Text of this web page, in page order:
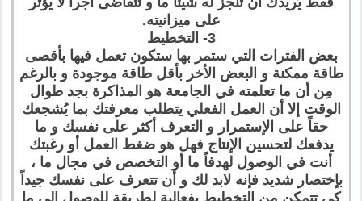
على ميزانيته.
3- التخطيط
بعض الفترات التي ستمر بها ستكون تعمل فيها بأقصى
طاقة ممكنة و البعض الأخر بأقل طاقة موجودة و بالرغم
مِن أن ما تعلمته في الجامعة هو المذاكرة بجد طوال
الوقت إلا أن العمل الفعلي يتطلب معرفتك بما يُشجعك
حقاً على الإستمرار و التعرف أكثر على نفسك و ما
يدفعك لتحسين الإنتاج فهل هو ضغط العمل أو رغبتك
أنت في الوصول لهدفاً ما أو التخصص في مجال ما ،
بإختصار شديد فإنه لابد لك و أن تتعرف على نفسك جيداً